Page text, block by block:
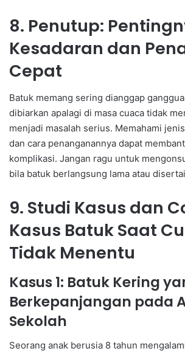
8. Penutup:
Kesadaran dan
Cepat
Batuk memang sering dianggap
dibiarkan apalagi di masa cuaca tidak
menjadi masalah serius. Memahami
dan cara penanganannya dapat
komplikasi. Jangan ragu untuk
bila batuk berlangsung lama atau
9. Studi Kasus dan
Kasus Batuk Saat
Tidak Menentu
Kasus 1: Batuk Kering
Berkepanjangan pada
Sekolah
Seorang anak berusia 8 tahun